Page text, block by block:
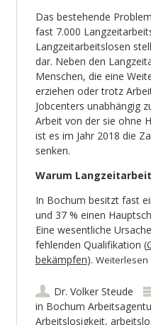
Das bestehende
fast 7.000
Langzeitarbeitslosen
dar. Neben den
Menschen, die eine
erziehen oder trotz
Jobcenters unabhängig
Arbeit von der sie ohne
ist es im Jahr 2018 die
senken.
Warum
In Bochum besitzt fast
und 37 % einen
Eine wesentliche
fehlenden Qualifikation (
bekämpfen). Weiterlesen
Dr. Volker Steude
in Bochum
Arbeitslosigkeit,